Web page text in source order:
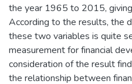
the year 1965 to 2015,
According to the results, the
these two variables is quite
measurement for financial
consideration of the result
the relationship between